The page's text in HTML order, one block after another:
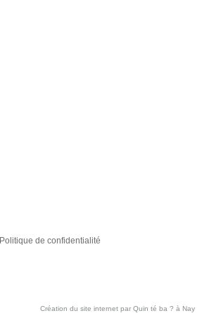
Politique de confidentialité
Création du site internet par Quin té ba ? à Nay